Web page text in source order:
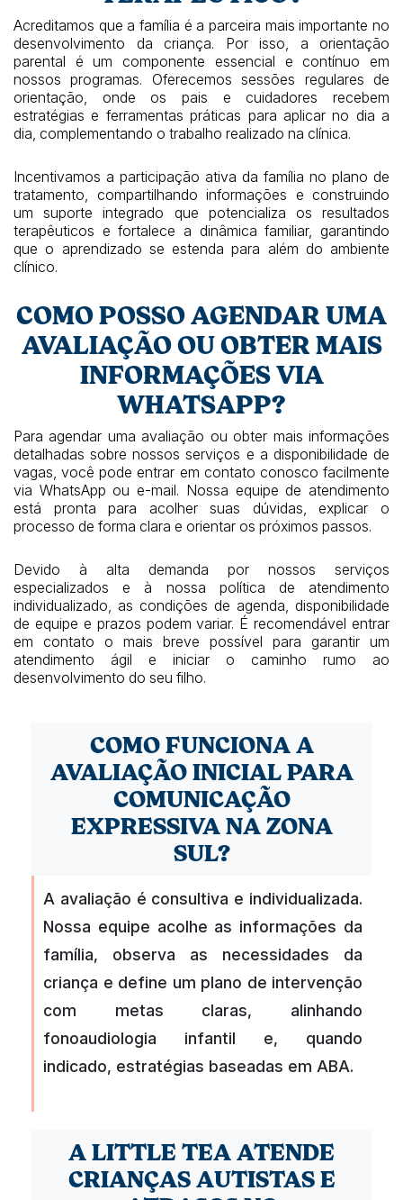
Acreditamos que a família é a parceira mais importante no
desenvolvimento da criança. Por isso, a orientação
parental é um componente essencial e contínuo em
nossos programas. Oferecemos sessões regulares de
orientação, onde os pais e cuidadores recebem
estratégias e ferramentas práticas para aplicar no dia a
dia, complementando o trabalho realizado na clínica.
Incentivamos a participação ativa da família no plano de
tratamento, compartilhando informações e construindo
um suporte integrado que potencializa os resultados
terapêuticos e fortalece a dinâmica familiar, garantindo
que o aprendizado se estenda para além do ambiente
clínico.
COMO POSSO AGENDAR UMA
AVALIAÇÃO OU OBTER MAIS
INFORMAÇÕES VIA
WHATSAPP?
Para agendar uma avaliação ou obter mais informações
detalhadas sobre nossos serviços e a disponibilidade de
vagas, você pode entrar em contato conosco facilmente
via WhatsApp ou e-mail. Nossa equipe de atendimento
está pronta para acolher suas dúvidas, explicar o
processo de forma clara e orientar os próximos passos.
Devido à alta demanda por nossos serviços
especializados e à nossa política de atendimento
individualizado, as condições de agenda, disponibilidade
de equipe e prazos podem variar. É recomendável entrar
em contato o mais breve possível para garantir um
atendimento ágil e iniciar o caminho rumo ao
desenvolvimento do seu filho.
COMO FUNCIONA A
AVALIAÇÃO INICIAL PARA
COMUNICAÇÃO
EXPRESSIVA NA ZONA
SUL?
A avaliação é consultiva e individualizada.
Nossa equipe acolhe as informações da
família, observa as necessidades da
criança e define um plano de intervenção
com metas claras, alinhando
fonoaudiologia infantil e, quando
indicado, estratégias baseadas em ABA.
A LITTLE TEA ATENDE
CRIANÇAS AUTISTAS E